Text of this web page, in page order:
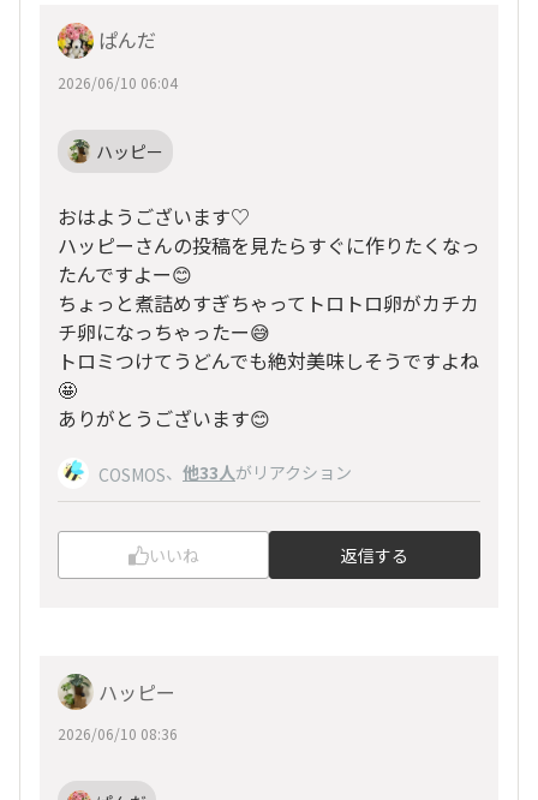
ぱんだ
2026/06/10 06:04
ハッピー
おはようございます♡
ハッピーさんの投稿を見たらすぐに作りたくなっ
たんですよー😊
ちょっと煮詰めすぎちゃってトロトロ卵がカチカ
チ卵になっちゃったー😅
トロミつけてうどんでも絶対美味しそうですよね
🤩
ありがとうございます😊
COSMOS、 他33人がリアクション
いいね 返信する
ハッピー
2026/06/10 08:36